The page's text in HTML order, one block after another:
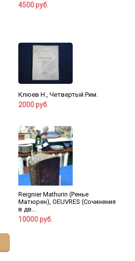
4500 руб.
Клюев Н., Четвертый Рим.
2000 руб.
Reignier Mathurin (Ренье
Матюрен), OEUVRES (Сочинения
в дв...
10000 руб.